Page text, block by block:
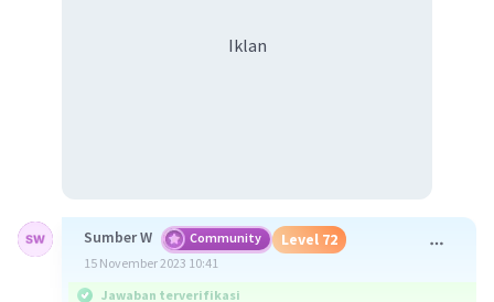
Iklan
Sumber W Community Level 72
15 November 2023 10:41
Jawaban terverifikasi